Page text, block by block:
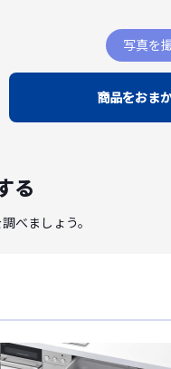
写真を
商品をおま
る
べましょう。